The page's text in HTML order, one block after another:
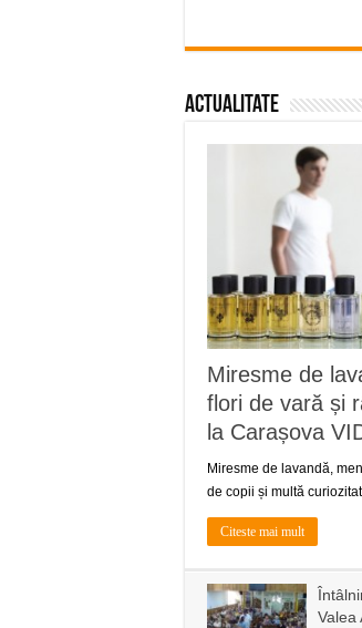
Actualitate
Miresme de
flori de vară și
la Carașova
Miresme de lavandă,
de copii și multă
Citeste mai mult
Valea